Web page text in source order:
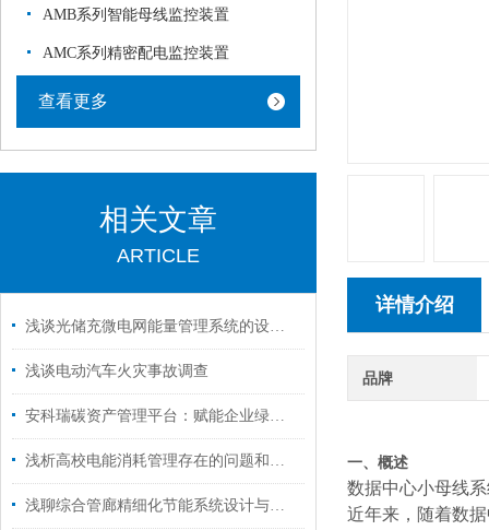
AMB系列智能母线监控装置
AMC系列精密配电监控装置
查看更多
相关文章
ARTICLE
浅谈光储充微电网能量管理系统的设计与应用
浅谈电动汽车火灾事故调查
安科瑞碳资产管理平台：赋能企业绿色转型，智赢低碳未来
浅析高校电能消耗管理存在的问题和解决方案
浅聊综合管廊精细化节能系统设计与实施
详情介绍
品牌
一、 概述
数据中心小母线
近年来，随着数